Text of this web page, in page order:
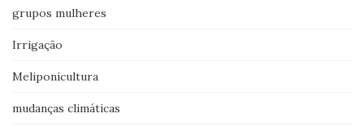
grupos mulheres
Irrigação
Meliponicultura
mudanças climáticas